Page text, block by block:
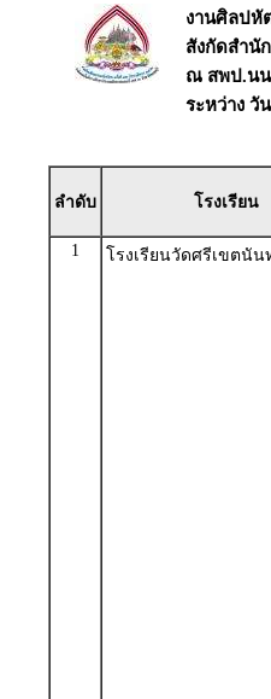
งานศิลปหั
สังกัดสำนั
ณ สพป.นน
ระหว่าง วั
ลำดับ โรงเรียน
1 โรงเรียนวัดศรีเขตนัน